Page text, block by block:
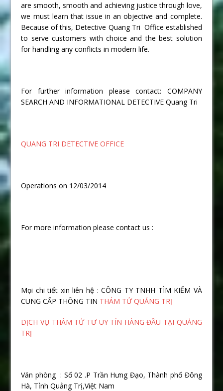
are smooth, smooth and achieving justice through love,
we must learn that issue in an objective and complete.
Because of this, Detective Quang Tri Office established
to serve customers with choice and the best solution
for handling any conflicts in modern life.
For further information please contact: COMPANY
SEARCH AND INFORMATIONAL DETECTIVE Quang Tri
QUANG TRI DETECTIVE OFFICE
Operations on 12/03/2014
For more information please contact us :
Mọi chi tiết xin liên hệ : CÔNG TY TNHH TÌM KIẾM VÀ
CUNG CẤP THÔNG TIN THÁM TỬ QUẢNG TRỊ
DỊCH VỤ THÁM TỬ TƯ UY TÍN HÀNG ĐẦU TẠI QUẢNG
TRỊ
Văn phòng : Số 02 .P Trần Hưng Đạo, Thành phố Đông
Hà, Tỉnh Quảng Trị,Việt Nam